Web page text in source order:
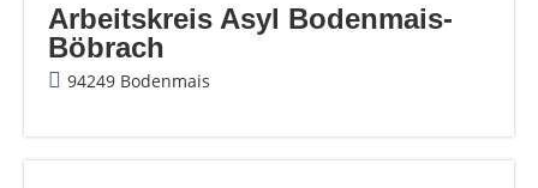
Arbeitskreis Asyl Bodenmais-
Böbrach
94249 Bodenmais